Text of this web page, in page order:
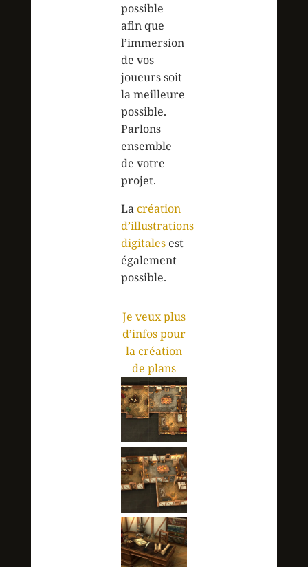
possible
afin que
l’immersion
de vos
joueurs soit
la meilleure
possible.
Parlons
ensemble
de votre
projet.
Lacréation
d’illustrations
digitales est
également
possible.
Je veux plus
d’infos pour
la création
de plans